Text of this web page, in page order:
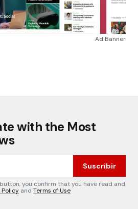
Ad Banner
with the Most
Suscribir
you confirm that you have read and
Policy and Terms of Use